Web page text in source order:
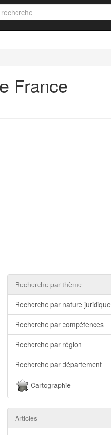
France
Recherche par thème
Recherche par nature juridique
Recherche par compétences
Recherche par région
Recherche par département
Cartographie
Articles